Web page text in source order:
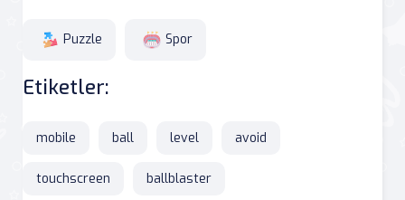
Puzzle Spor
Etiketler:
mobile ball level avoid
touchscreen ballblaster